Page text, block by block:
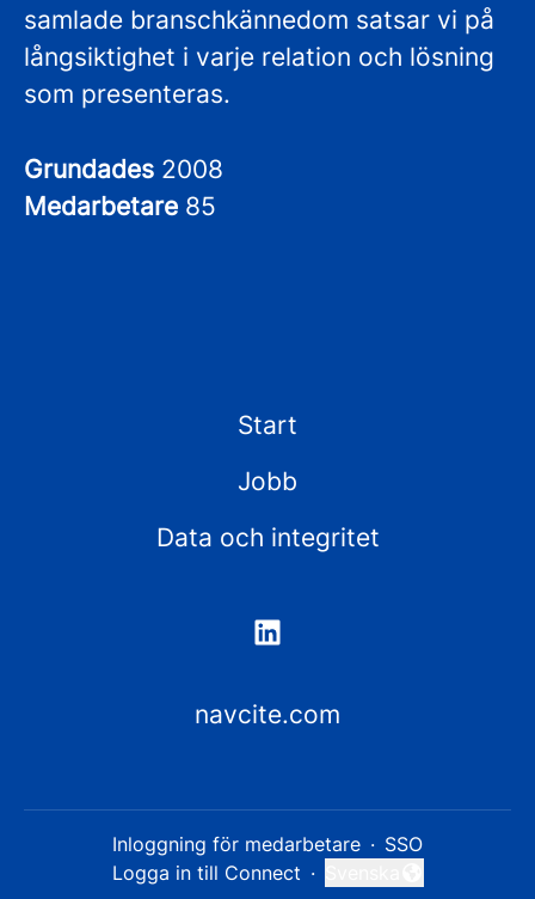
samlade branschkännedom satsar vi på
långsiktighet i varje relation och lösning
som presenteras.
Grundades 2008
Medarbetare 85
Start
Jobb
Data och integritet
navcite.com
Inloggning för medarbetare · SSO
Logga in till Connect ·
Byt språk